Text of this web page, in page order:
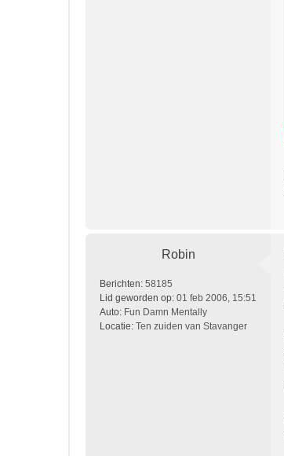
Robin
Berichten: 58185
Lid geworden op: 01 feb 2006, 15:51
Auto: Fun Damn Mentally
Locatie: Ten zuiden van Stavanger